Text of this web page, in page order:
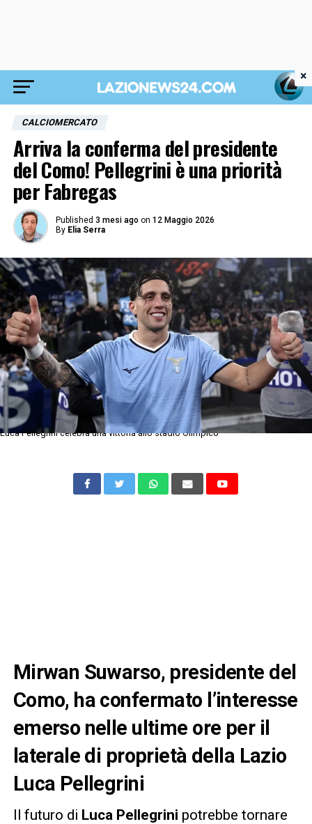
CALCIOMERCATO
Arriva la conferma del presidente
del Como! Pellegrini è una priorità
per Fabregas
Published 3 mesi ago on 12 Maggio 2026
By Elia Serra
Luca Pellegrini celebra una vittoria allo stadio Olimpico
Mirwan Suwarso, presidente del
Como, ha confermato l’interesse
emerso nelle ultime ore per il
laterale di proprietà della Lazio
Luca Pellegrini
Il futuro di Luca Pellegrini potrebbe tornare
×